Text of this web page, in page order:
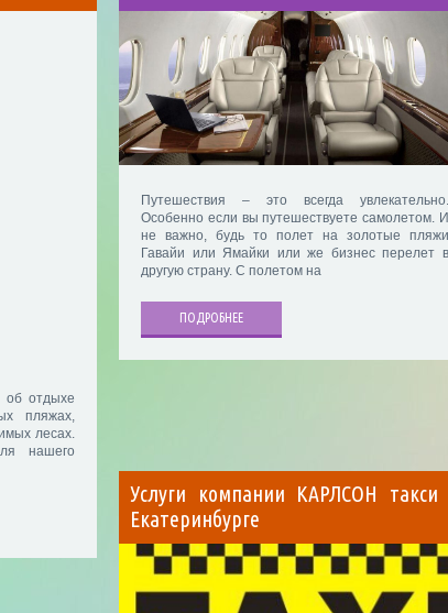
об отдыхе
пляжах,
лесах.
нашего
Путешествия – это всегда увлекательно.
Особенно если вы путешествуете самолетом. И
не важно, будь то полет на золотые пляжи
Гавайи или Ямайки или же бизнес перелет в
другую страну. С полетом на
ПОДРОБНЕЕ
Услуги компании КАРЛСОН такси
Екатеринбурге